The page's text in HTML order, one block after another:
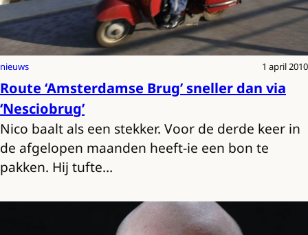
nieuws 1 april 2010
Route ‘Amsterdamse Brug’ sneller dan via
‘Nesciobrug’
Nico baalt als een stekker. Voor de derde keer in
de afgelopen maanden heeft-ie een bon te
pakken. Hij tufte…